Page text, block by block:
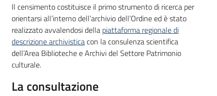
Il censimento costituisce il primo strumento di ricerca per
orientarsi all’interno dell’archivio dell’Ordine ed è stato
realizzato avvalendosi della piattaforma regionale di
descrizione archivisticacon la consulenza scientifica
dell’Area Biblioteche e Archivi del Settore Patrimonio
culturale.
La consultazione